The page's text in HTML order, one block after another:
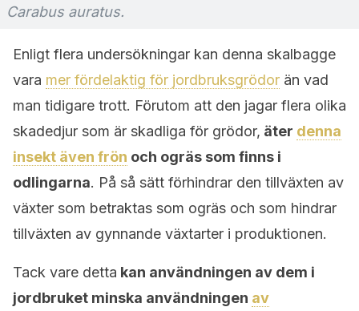
Carabus auratus.
Enligt flera undersökningar kan denna skalbagge
vara mer fördelaktig för jordbruksgrödor än vad
man tidigare trott. Förutom att den jagar flera olika
skadedjur som är skadliga för grödor, äter denna
insekt även frön och ogräs som finns i
odlingarna. På så sätt förhindrar den tillväxten av
växter som betraktas som ogräs och som hindrar
tillväxten av gynnande växtarter i produktionen.
Tack vare detta kan användningen av dem i
jordbruket minska användningen av